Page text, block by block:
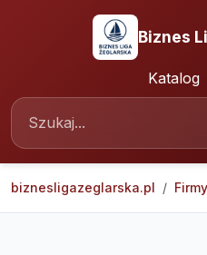
Biznes
Katalog
biznesligazeglarska.pl Firmy